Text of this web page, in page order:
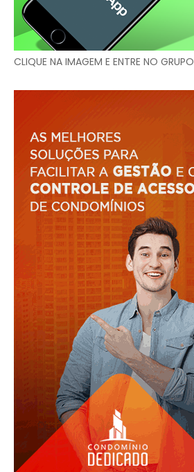
CLIQUE NA IMAGEM E ENTRE NO GRUPO